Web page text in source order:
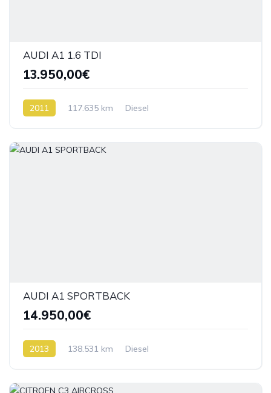
AUDI A1 1.6 TDI
13.950,00€
2011 117.635 km Diesel
AUDI A1 SPORTBACK
14.950,00€
2013 138.531 km Diesel